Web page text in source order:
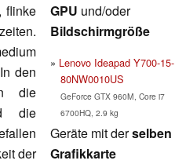
, flinke
den
die
die
der
GPU und/oder
Bildschirmgröße
Lenovo Ideapad Y700-15-
80NW0010US
GeForce GTX 960M, Core i7
6700HQ, 2.9 kg
Geräte mit derselben
Grafikkarte